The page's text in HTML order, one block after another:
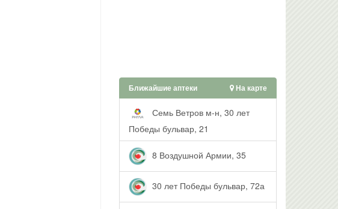
Ближайшие аптеки На карте
Семь Ветров м-н, 30 лет
Победы бульвар, 21
8 Воздушной Армии, 35
30 лет Победы бульвар, 72а